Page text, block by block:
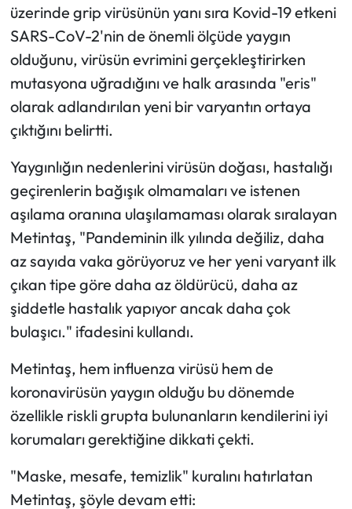
üzerinde grip virüsünün yanı sıra Kovid-19 etkeni
SARS-CoV-2'nin de önemli ölçüde yaygın
olduğunu, virüsün evrimini gerçekleştirirken
mutasyona uğradığını ve halk arasında "eris"
olarak adlandırılan yeni bir varyantın ortaya
çıktığını belirtti.
Yaygınlığın nedenlerini virüsün doğası, hastalığı
geçirenlerin bağışık olmamaları ve istenen
aşılama oranına ulaşılamaması olarak sıralayan
Metintaş, "Pandeminin ilk yılında değiliz, daha
az sayıda vaka görüyoruz ve her yeni varyant ilk
çıkan tipe göre daha az öldürücü, daha az
şiddetle hastalık yapıyor ancak daha çok
bulaşıcı." ifadesini kullandı.
Metintaş, hem influenza virüsü hem de
koronavirüsün yaygın olduğu bu dönemde
özellikle riskli grupta bulunanların kendilerini iyi
korumaları gerektiğine dikkati çekti.
"Maske, mesafe, temizlik" kuralını hatırlatan
Metintaş, şöyle devam etti: